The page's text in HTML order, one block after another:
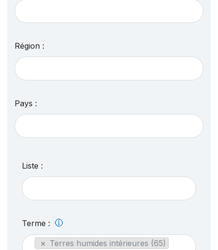
Région :
Pays :
Liste :
Terme :
× Terres humides intérieures (65)